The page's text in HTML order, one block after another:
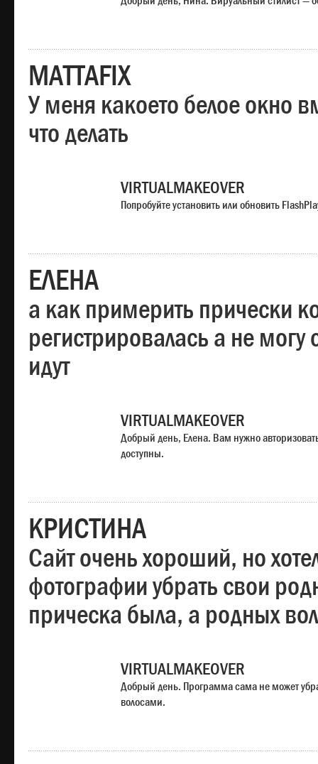
MATTAFIX
У меня какоето белое окно
что делать
VIRTUALMAKEOVER
Попробуйте установить или обновить
ЕЛЕНА
а как примерить прически
регистрировалась а не
идут
VIRTUALMAKEOVER
Добрый день, Елена. Вам нужно
доступны.
КРИСТИНА
Сайт очень хороший, но
фотографии убрать свои
прическа была, а родных
VIRTUALMAKEOVER
Добрый день. Программа сама не может
волосами.